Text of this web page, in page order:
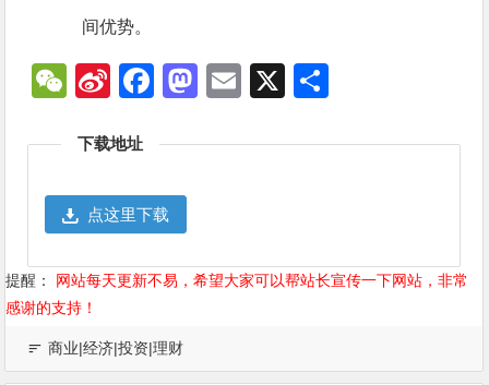
间优势。
WeChat
SinaFacebook
Mastodon
Email
X
下载地址
点这里下载
提醒：
网站每天更新不易，希望大家可以帮站长宣传一下网站，非常
感谢的支持！
商业|经济|投资|理财